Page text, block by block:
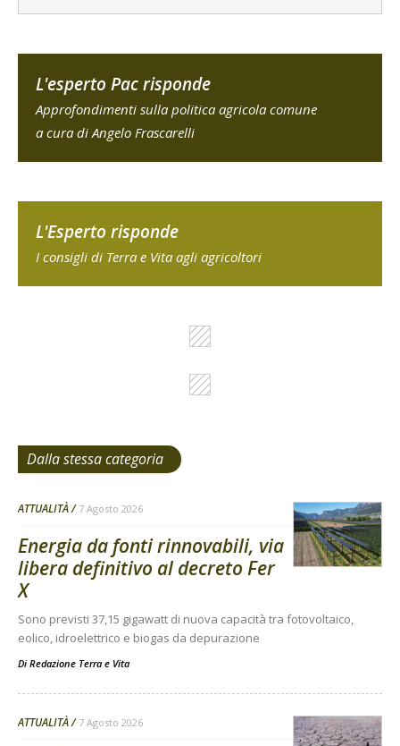
L'esperto Pac risponde
Approfondimenti sulla politica agricola comune
a cura di Angelo Frascarelli
L'Esperto risponde
I consigli di Terra e Vita agli agricoltori
Dalla stessa categoria
ATTUALITÀ 7 Agosto 2026
Energia da fonti rinnovabili, via
libera definitivo al decreto Fer
X
Sono previsti 37,15 gigawatt di nuova capacità tra fotovoltaico,
eolico, idroelettrico e biogas da depurazione
Di Redazione Terra e Vita
ATTUALITÀ 7 Agosto 2026